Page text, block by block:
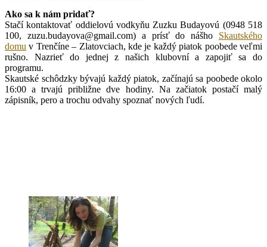
Ako sa k nám pridať?
Stačí kontaktovať oddielovú vodkyňu Zuzku Budayovú (0948 518
100, zuzu.budayova@gmail.com) a prísť do nášho Skautského
domu v Trenčíne – Zlatovciach, kde je každý piatok poobede veľmi
rušno. Nazrieť do jednej z našich klubovní a zapojiť sa do
programu.
Skautské schôdzky bývajú každý piatok, začínajú sa poobede okolo
16:00 a trvajú približne dve hodiny. Na začiatok postačí malý
zápisník, pero a trochu odvahy spoznať nových ľudí.